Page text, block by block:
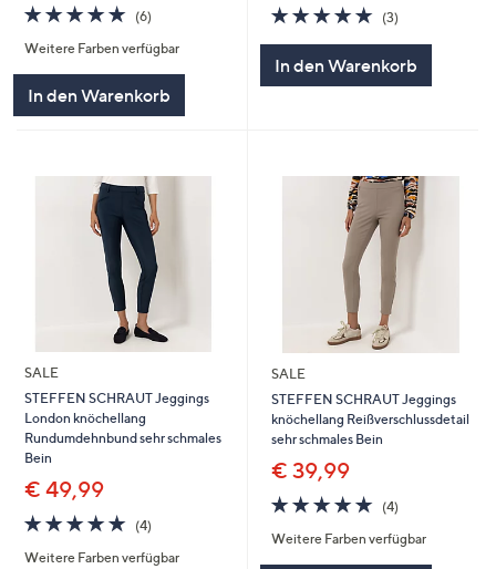
5.0
von
5
(6)6
Weitere Farben verfügbar
In den Warenkorb
5.0
von
(3)3
In den Warenkorb
SALE
STEFFEN SCHRAUT Jeggings
London knöchellang
Rundumdehnbund sehr schmales
Bein
€ 49,99
5.0
von
5
(4)4
Weitere Farben verfügbar
SALE
STEFFEN SCHRAUT Jeggings
knöchellang Reißverschlussdetail
sehr schmales Bein
€ 39,99
5.0
von
5
(4)4
Weitere Farben verfügbar